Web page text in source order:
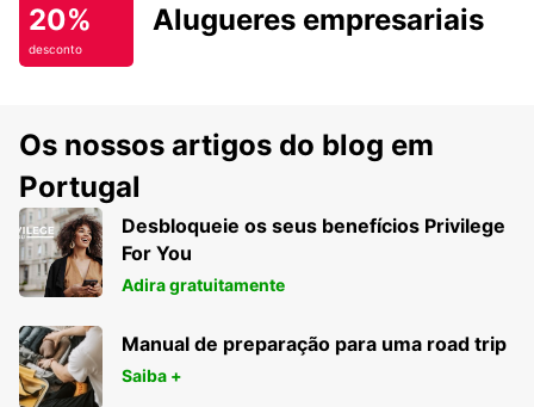
20%
desconto
Alugueres empresariais
Os nossos artigos do blog em
Portugal
Desbloqueie os seus benefícios Privilege
For You
Adira gratuitamente
Manual de preparação para uma road trip
Saiba +